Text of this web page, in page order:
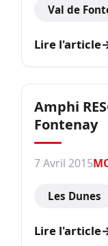
Val de
Lire l'article
Amphi
Fontenay
7 Avril 2015
Les Dunes
Lire l'article